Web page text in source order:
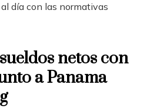
día con las normativas
netos con
a Panama